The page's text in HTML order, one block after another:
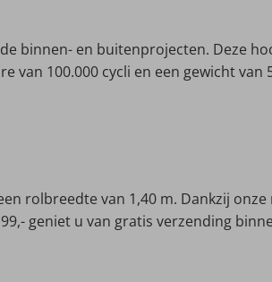
binnen- en buitenprojecten. Deze
van 100.000 cycli en een gewicht van
rolbreedte van 1,40 m. Dankzij onze
geniet u van gratis verzending